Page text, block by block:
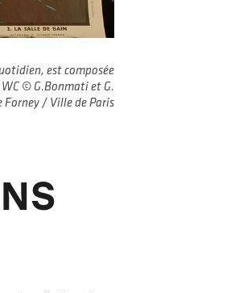
est composée
© G.Bonmati et G.
/ Ville de Paris